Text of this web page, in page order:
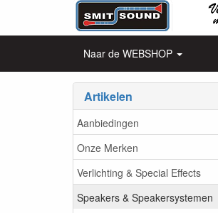
Naar de WEBSHOP
Artikelen
Aanbiedingen
Onze Merken
Verlichting & Special Effects
Speakers & Speakersystemen